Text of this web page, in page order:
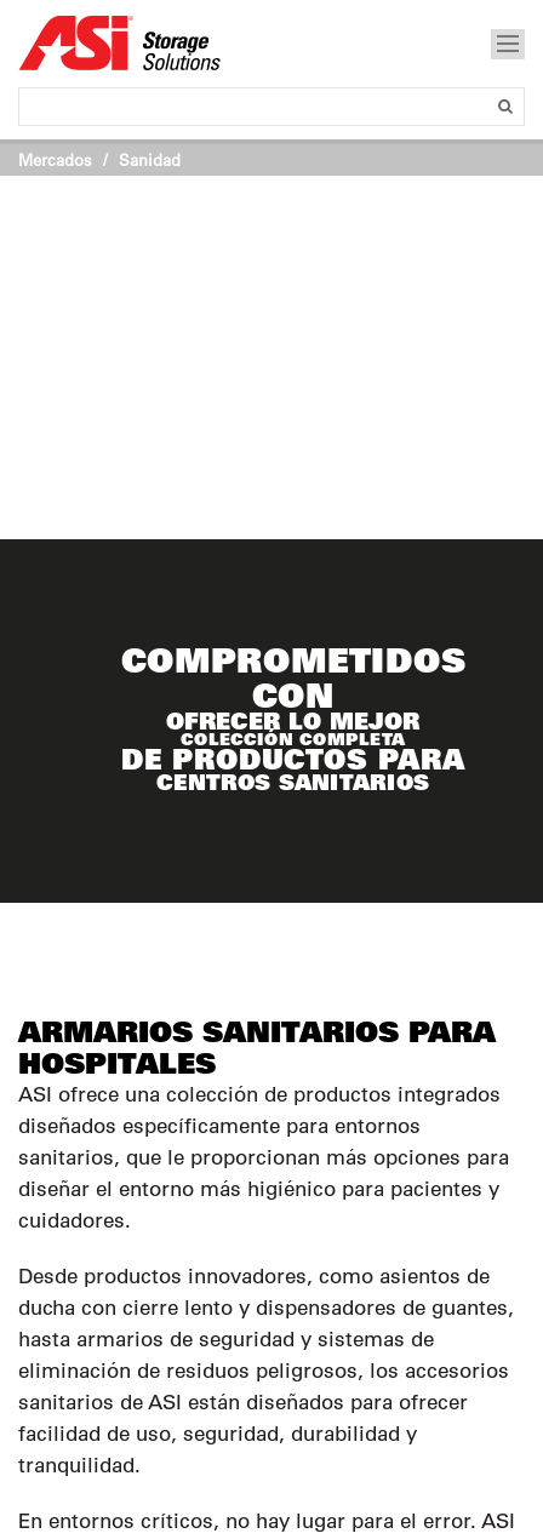
Mercados Sanidad
COMPROMETIDOS
CON
OFRECER LO MEJOR
COLECCIÓN COMPLETA
DE PRODUCTOS PARA
CENTROS SANITARIOS
ARMARIOS SANITARIOS PARA
HOSPITALES
ASI ofrece una colección de productos integrados
diseñados específicamente para entornos
sanitarios, que le proporcionan más opciones para
diseñar el entorno más higiénico para pacientes y
cuidadores.
Desde productos innovadores, como asientos de
ducha con cierre lento y dispensadores de guantes,
hasta armarios de seguridad y sistemas de
eliminación de residuos peligrosos, los accesorios
sanitarios de ASI están diseñados para ofrecer
facilidad de uso, seguridad, durabilidad y
tranquilidad.
En entornos críticos, no hay lugar para el error. ASI